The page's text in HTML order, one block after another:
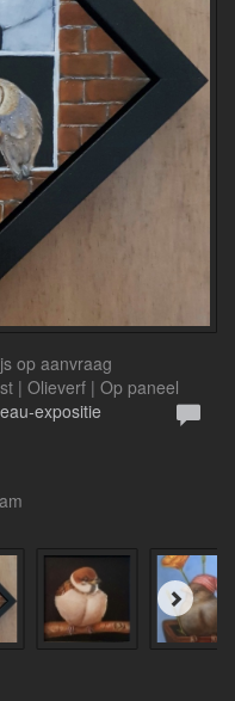
op aanvraag
| Olieverf | Op paneel
expositie